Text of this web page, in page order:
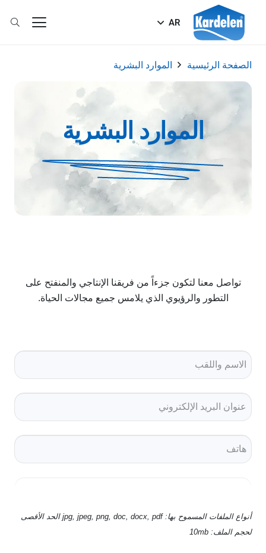
AR
الصفحة الرئيسية الموارد البشرية
الموارد البشرية
تواصل معنا لتكون جزءاً من فريقنا الإنتاجي والمنفتح على
التطور والرؤيوي الذي يلامس جميع مجالات الحياة.
أنواع الملفات المسموح بها: jpg, jpeg, png, doc, docx, pdf الحد الأقصى
لحجم الملف: 10mb